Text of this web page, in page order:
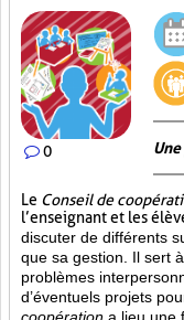
0
Le Conseil de
l’enseignant et les
discuter de différents
que sa gestion. Il sert
problèmes
d’éventuels projets